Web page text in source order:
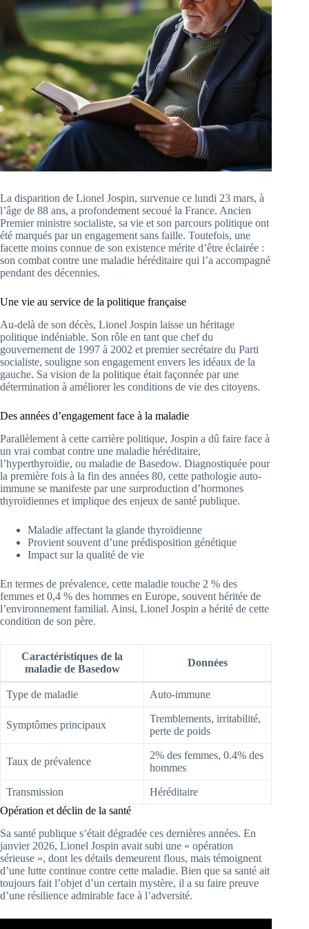
La disparition de Lionel Jospin, survenue ce lundi 23 mars, à
l’âge de 88 ans, a profondement secoué la France. Ancien
Premier ministre socialiste, sa vie et son parcours politique ont
été marqués par un engagement sans faille. Toutefois, une
facette moins connue de son existence mérite d’être éclairée :
son combat contre une maladie héréditaire qui l’a accompagné
pendant des décennies.
Une vie au service de la politique française
Au-delà de son décès, Lionel Jospin laisse un héritage
politique indéniable. Son rôle en tant que chef du
gouvernement de 1997 à 2002 et premier secrétaire du Parti
socialiste, souligne son engagement envers les idéaux de la
gauche. Sa vision de la politique était façonnée par une
détermination à améliorer les conditions de vie des citoyens.
Des années d’engagement face à la maladie
Parallèlement à cette carrière politique, Jospin a dû faire face à
un vrai combat contre une maladie héréditaire,
l’hyperthyroïdie, ou maladie de Basedow. Diagnostiquée pour
la première fois à la fin des années 80, cette pathologie auto-
immune se manifeste par une surproduction d’hormones
thyroïdiennes et implique des enjeux de santé publique.
Maladie affectant la glande thyroïdienne
Provient souvent d’une prédisposition génétique
Impact sur la qualité de vie
En termes de prévalence, cette maladie touche 2 % des
femmes et 0,4 % des hommes en Europe, souvent héritée de
l’environnement familial. Ainsi, Lionel Jospin a hérité de cette
condition de son père.
Caractéristiques de la
maladie de Basedow
Données
Type de maladie Auto-immune
Symptômes principaux
Tremblements, irritabilité,
perte de poids
Taux de prévalence
2% des femmes, 0.4% des
hommes
Transmission
Héréditaire
Opération et déclin de la santé
Sa santé publique s’était dégradée ces dernières années. En
janvier 2026, Lionel Jospin avait subi une « opération
sérieuse », dont les détails demeurent flous, mais témoignent
d’une lutte continue contre cette maladie. Bien que sa santé ait
toujours fait l’objet d’un certain mystère, il a su faire preuve
d’une résilience admirable face à l’adversité.